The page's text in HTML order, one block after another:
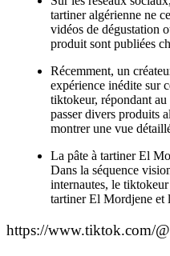
tartiner algérienne ne
vidéos de dégustation
produit sont publiées
Récemment, un
expérience inédite sur
tiktokeur, répondant
passer divers produits
montrer une vue
La pâte à tartiner El
Dans la séquence
internautes, le
tartiner El Mordjene et
https://www.tiktok.com/